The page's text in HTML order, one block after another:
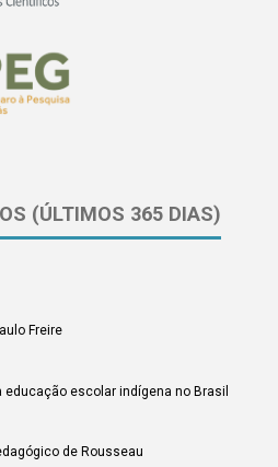
(ÚLTIMOS 365 DIAS)
Freire
escolar indígena no Brasil
de Rousseau